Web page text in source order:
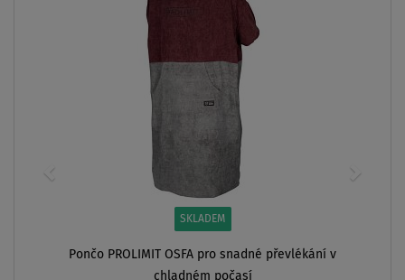
SKLADEM
Pončo PROLIMIT OSFA pro snadné převlékání v
chladném počasí